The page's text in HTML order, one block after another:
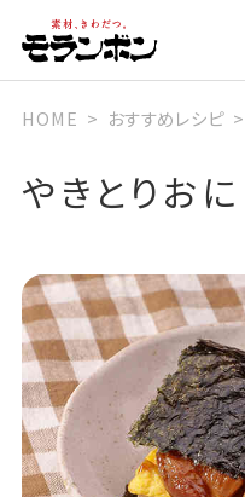
HOME おすすめレシピ
やきとりおに